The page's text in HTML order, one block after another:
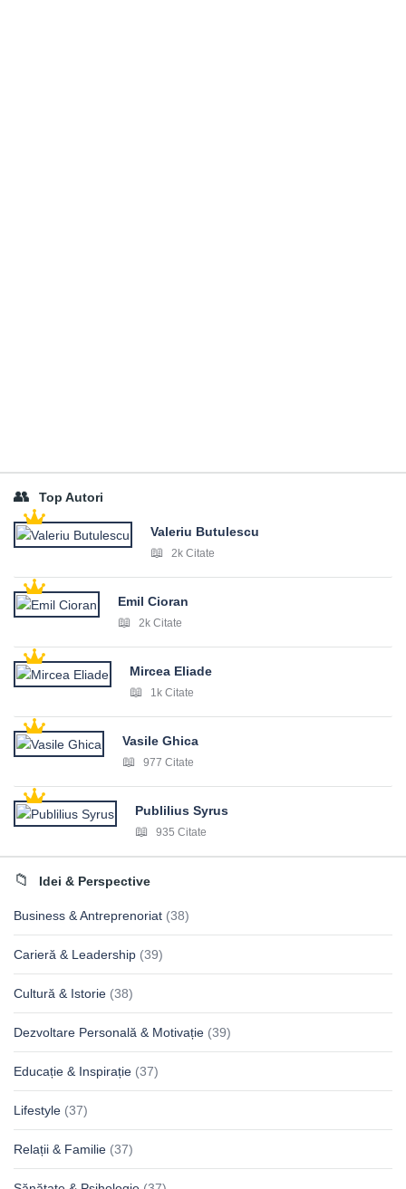
Top Autori
Valeriu Butulescu
2k Citate
Emil Cioran
2k Citate
Mircea Eliade
1k Citate
Vasile Ghica
977 Citate
Publilius Syrus
935 Citate
Idei & Perspective
Business & Antreprenoriat (38)
Carieră & Leadership (39)
Cultură & Istorie (38)
Dezvoltare Personală & Motivație (39)
Educație & Inspirație (37)
Lifestyle (37)
Relații & Familie (37)